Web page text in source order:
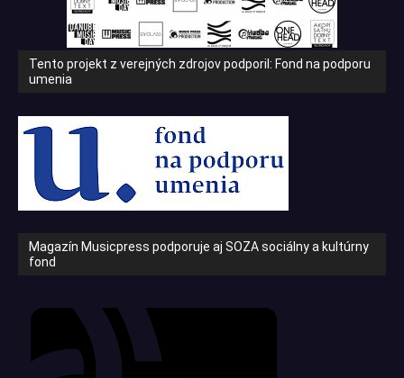
Tento projekt z verejných zdrojov podporil: Fond na podporu
umenia
Magazín Musicpress podporuje aj SOZA sociálny a kultúrny
fond